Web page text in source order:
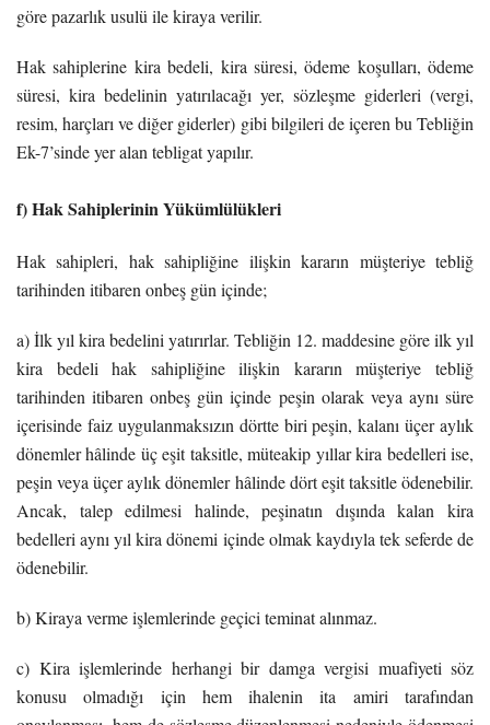
göre pazarlık usulü ile kiraya verilir.
Hak sahiplerine kira bedeli, kira süresi, ödeme koşulları, ödeme
süresi, kira bedelinin yatırılacağı yer, sözleşme giderleri (vergi,
resim, harçları ve diğer giderler) gibi bilgileri de içeren bu Tebliğin
Ek-7’sinde yer alan tebligat yapılır.
f) Hak Sahiplerinin Yükümlülükleri
Hak sahipleri, hak sahipliğine ilişkin kararın müşteriye tebliğ
tarihinden itibaren onbeş gün içinde;
a) İlk yıl kira bedelini yatırırlar. Tebliğin 12. maddesine göre ilk yıl
kira bedeli hak sahipliğine ilişkin kararın müşteriye tebliğ
tarihinden itibaren onbeş gün içinde peşin olarak veya aynı süre
içerisinde faiz uygulanmaksızın dörtte biri peşin, kalanı üçer aylık
dönemler hâlinde üç eşit taksitle, müteakip yıllar kira bedelleri ise,
peşin veya üçer aylık dönemler hâlinde dört eşit taksitle ödenebilir.
Ancak, talep edilmesi halinde, peşinatın dışında kalan kira
bedelleri aynı yıl kira dönemi içinde olmak kaydıyla tek seferde de
ödenebilir.
b) Kiraya verme işlemlerinde geçici teminat alınmaz.
c) Kira işlemlerinde herhangi bir damga vergisi muafiyeti söz
konusu olmadığı için hem ihalenin ita amiri tarafından